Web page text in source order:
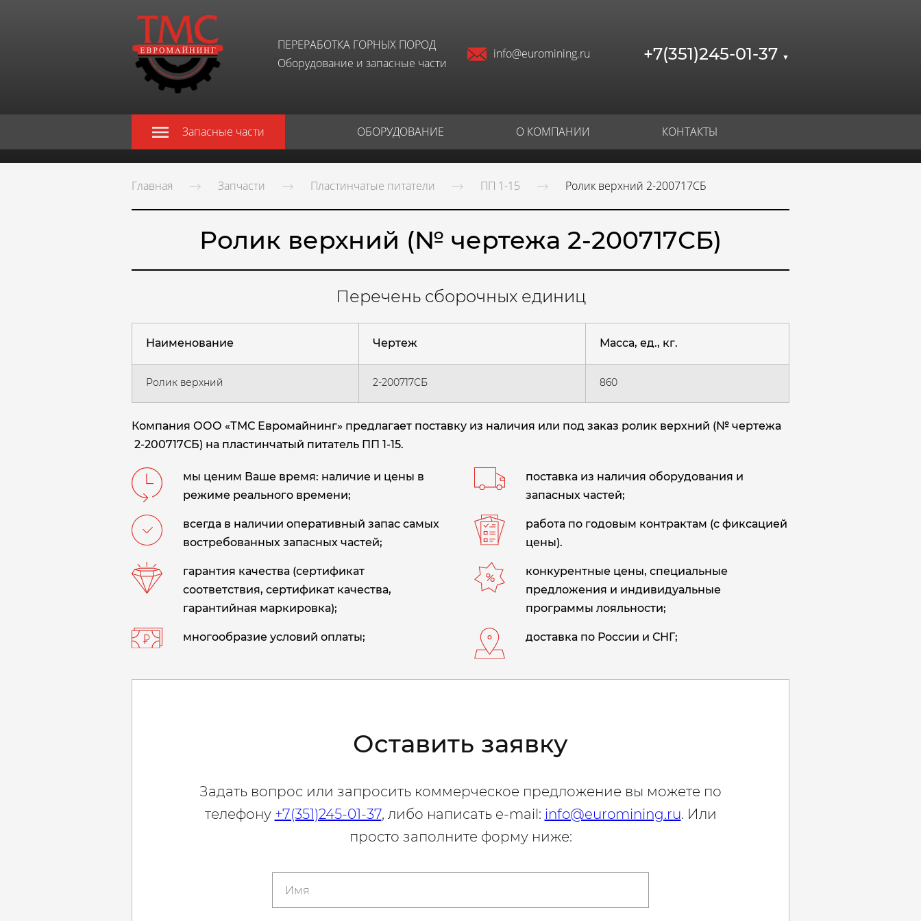
ПЕРЕРАБОТКА ГОРНЫХ ПОРОД
Оборудование и запасные части
info@euromining.ru +7(351)245-01-37 ▼
Запасные части ОБОРУДОВАНИЕ О КОМПАНИИ КОНТАКТЫ
Главная Запчасти Пластинчатые питатели ПП 1-15 Ролик верхний 2-200717СБ
Ролик верхний (№ чертежа 2-200717СБ)
Перечень сборочных единиц
Наименование Чертеж Масса, ед., кг.
Ролик верхний 2-200717СБ 860
Компания ООО «ТМС Евромайнинг» предлагает поставку из наличия или под заказ ролик верхний (№ чертежа
2-200717СБ) на пластинчатый питатель ПП 1-15.
мы ценим Ваше время: наличие и цены в
режиме реального времени;
поставка из наличия оборудования и
запасных частей;
всегда в наличии оперативный запас самых
востребованных запасных частей;
работа по годовым контрактам (с фиксацией
цены).
гарантия качества (сертификат
соответствия, сертификат качества,
гарантийная маркировка);
конкурентные цены, специальные
предложения и индивидуальные
программы лояльности;
многообразие условий оплаты; доставка по России и СНГ;
Оставить заявку
Задать вопрос или запросить коммерческое предложение вы можете по
телефону +7(351)245-01-37, либо написать e-mail: info@euromining.ru. Или
просто заполните форму ниже: